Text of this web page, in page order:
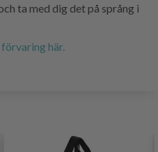
ta med dig det på språng i
här.